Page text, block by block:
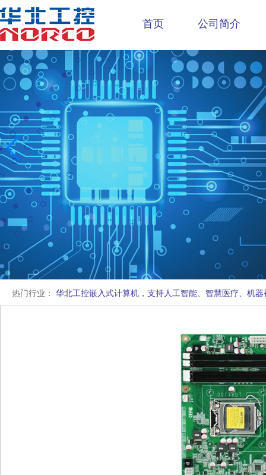
首页 公司简介
热门行业： 华北工控嵌入式计算机，支持人工智能、智慧医疗、机